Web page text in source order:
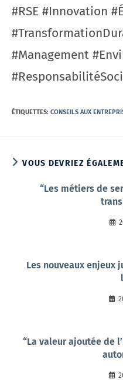
#RSE #Innovation
#Management
ÉTIQUETTES: CONSEILS AUX
VOUS DEVRIEZ
“Les métiers de
Les nouveaux enjeux
“La valeur ajoutée de